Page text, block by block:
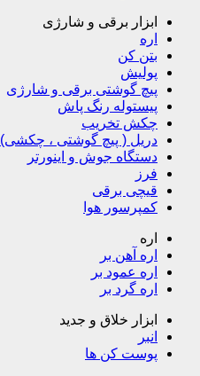
ابزار برقی و شارژی
اره
بتن کن
پولیش
پیچ گوشتی برقی و شارژی
پیستوله رنگ پاش
چکش تخریب
دریل ( پیچ گوشتی ، چکشی)
دستگاه جوش و اینورتر
فرز
قیچی برقی
کمپرسور هوا
اره
اره آهن بر
اره عمود بر
اره گرد بر
ابزار خلاق و جدید
انبر
پوست کن ها